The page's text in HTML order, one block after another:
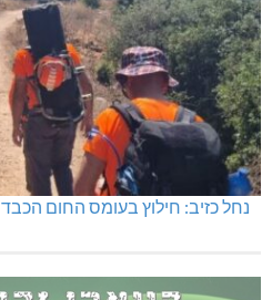
נחל כזיב: חילוץ בעומס החום הכבד